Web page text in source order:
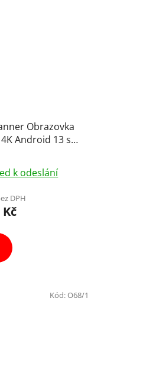
Obrazovka
Android 13 s
k odeslání
DPH
Kč
Kód:O68/1